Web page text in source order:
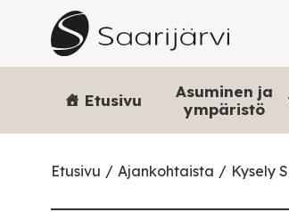
Skip to content
Etusivu
Asuminen ja
ympäristö
Etusivu Ajankohtaista Kysely